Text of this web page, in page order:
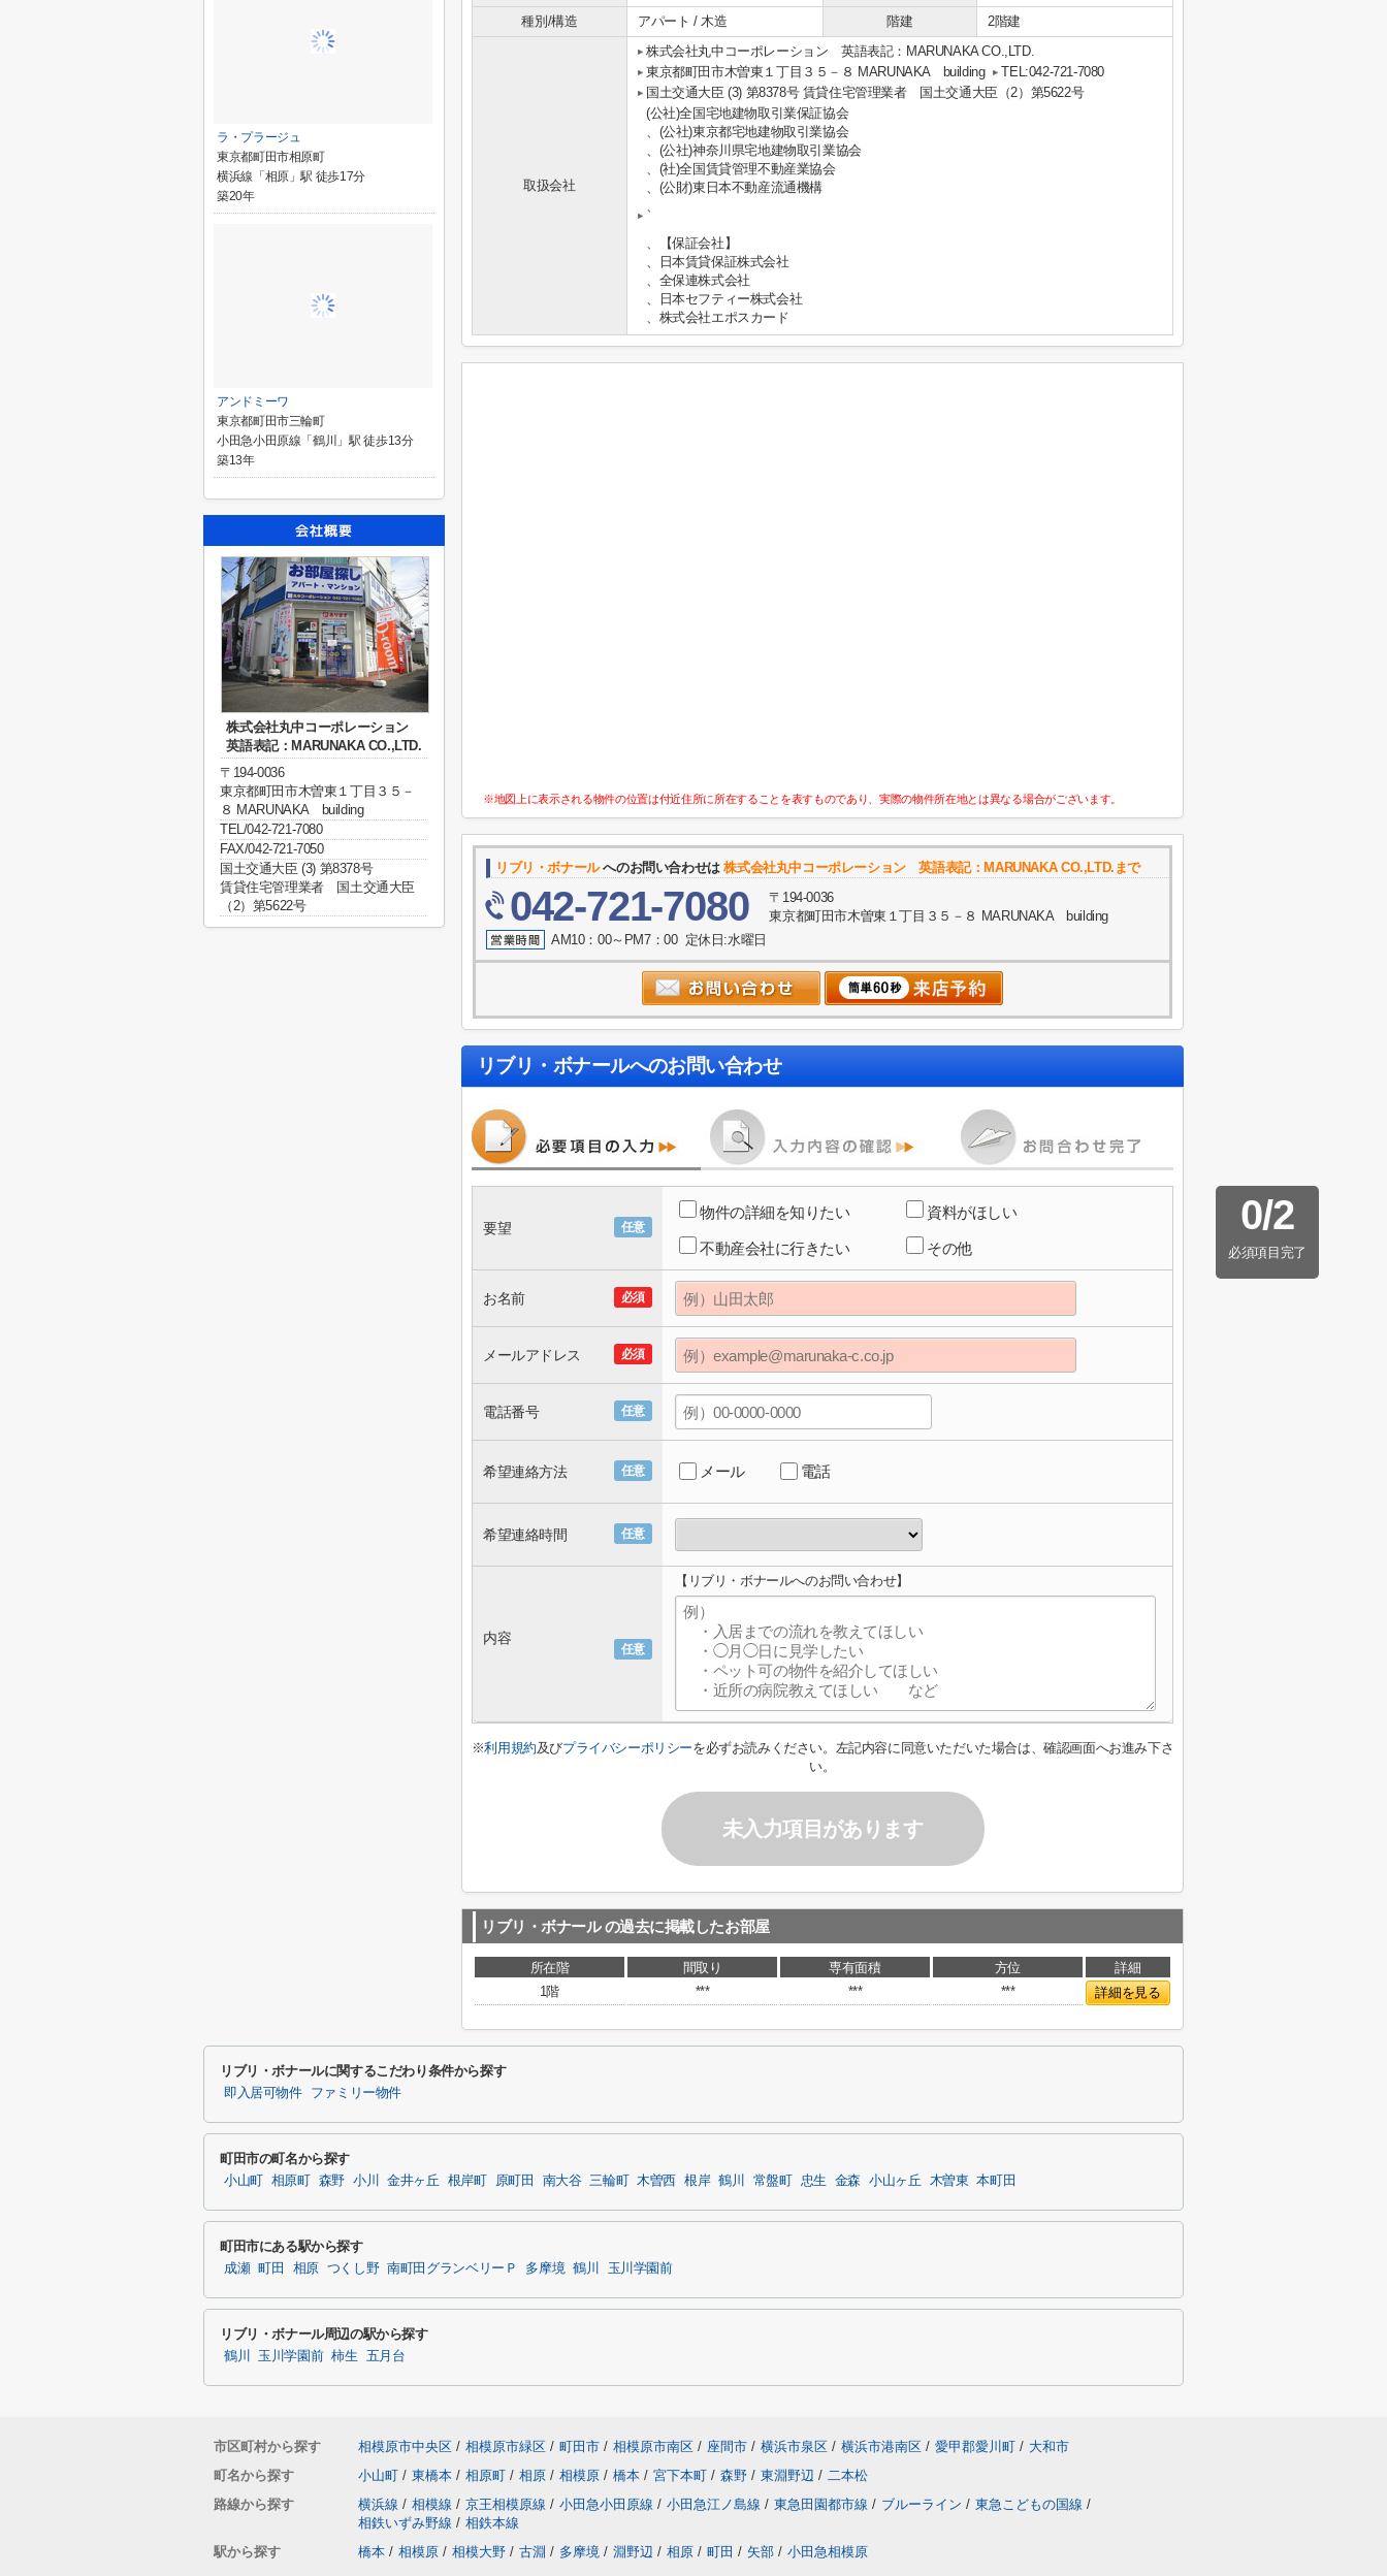
種別/構造
アパート / 木造 階建 2階建
取扱会社
株式会社丸中コーポレーション 英語表記：MARUNAKA CO.,LTD.
東京都町田市木曽東１丁目３５－８ MARUNAKA building
TEL:042-721-7080
国土交通大臣 (3) 第8378号 賃貸住宅管理業者 国土交通大臣（2）第5622号
(公社)全国宅地建物取引業保証協会
、(公社)東京都宅地建物取引業協会
、(公社)神奈川県宅地建物取引業協会
、(社)全国賃貸管理不動産業協会
、(公財)東日本不動産流通機構
、
、【保証会社】
、日本賃貸保証株式会社
、全保連株式会社
、日本セフティー株式会社
、株式会社エポスカード
※地図上に表示される物件の位置は付近住所に所在することを表すものであり、実際の物件所在地とは異なる場合がございます。
リブリ・ボナールへのお問い合わせは株式会社丸中コーポレーション 英語表記：MARUNAKA CO.,LTD.まで
042-721-7080
〒194-0036
東京都町田市木曽東１丁目３５－８ MARUNAKA building
AM10：00～PM7：00 定休日:水曜日
リブリ・ボナールへのお問い合わせ
0/2
必須項目完了
任意
要望
物件の詳細を知りたい 資料がほしい
不動産会社に行きたい その他
必須
お名前
必須
メールアドレス
任意
電話番号
任意
希望連絡方法 メール 電話
任意
希望連絡時間
任意
内容
【リブリ・ボナールへのお問い合わせ】
※利用規約及びプライバシーポリシーを必ずお読みください。左記内容に同意いただいた場合は、確認画面へお進み下さ
い。
未入力項目があります
リブリ・ボナール の過去に掲載したお部屋
所在階 間取り 専有面積 方位
詳細
1階
*** *** *** 詳細を見る
ラ・プラージュ
東京都町田市相原町
横浜線「相原」駅 徒歩17分
築20年
アンドミーワ
東京都町田市三輪町
小田急小田原線「鶴川」駅 徒歩13分
築13年
株式会社丸中コーポレーション
英語表記：MARUNAKA CO.,LTD.
〒194-0036
東京都町田市木曽東１丁目３５－
８ MARUNAKA building
TEL/042-721-7080
FAX/042-721-7050
国土交通大臣 (3) 第8378号
賃貸住宅管理業者 国土交通大臣
（2）第5622号
リブリ・ボナールに関するこだわり条件から探す
即入居可物件 ファミリー物件
町田市の町名から探す
小山町 相原町 森野 小川 金井ヶ丘 根岸町 原町田 南大谷 三輪町 木曽西 根岸 鶴川 常盤町 忠生 金森 小山ヶ丘 木曽東 本町田
町田市にある駅から探す
成瀬 町田 相原 つくし野 南町田グランベリーＰ 多摩境 鶴川 玉川学園前
リブリ・ボナール周辺の駅から探す
鶴川 玉川学園前 柿生 五月台
市区町村から探す 相模原市中央区 / 相模原市緑区 / 町田市 / 相模原市南区 / 座間市 / 横浜市泉区 / 横浜市港南区 / 愛甲郡愛川町 / 大和市
町名から探す
小山町 / 東橋本 / 相原町 / 相原 / 相模原 / 橋本 / 宮下本町 / 森野 / 東淵野辺 / 二本松
路線から探す
横浜線 / 相模線 / 京王相模原線 / 小田急小田原線 / 小田急江ノ島線 / 東急田園都市線 / ブルーライン / 東急こどもの国線 /
相鉄いずみ野線 / 相鉄本線
駅から探す
橋本 / 相模原 / 相模大野 / 古淵 / 多摩境 / 淵野辺 / 相原 / 町田 / 矢部 / 小田急相模原